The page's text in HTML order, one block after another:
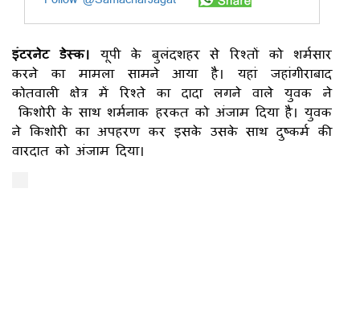
इंटरनेट डेस्क। यूपी के बुलंदशहर से रिश्तों को शर्मसार
करने का मामला सामने आया है। यहां जहांगीराबाद
कोतवाली क्षेत्र में रिश्ते का दादा लगने वाले युवक ने
किशोरी के साथ शर्मनाक हरकत को अंजाम दिया है। युवक
ने किशोरी का अपहरण कर इसके उसके साथ दुष्कर्म की
वारदात को अंजाम दिया।